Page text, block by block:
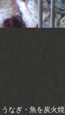
なぎ・魚を炭火焼